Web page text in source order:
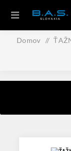
Domov /